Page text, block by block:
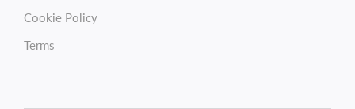
Cookie Policy
Terms